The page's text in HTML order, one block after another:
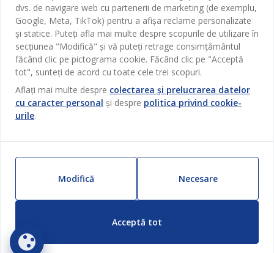
Depozitare
Perdele
Grădină
Pentru casă
Outlet
Produse noi
ZILNIC PREȚ MIC
Termeni si conditii vânzări online
Garantia prețului
Garanția Produselor
Politica de confidentialitate
Card cadou
Livrare
Reclamații
Siguranță
JYSK.com
Presă
Locuri de muncă
Newsletter
Inspirație
SEDIU CENTRAL
TAROL-DD S.R.L. str. Jubiliara, 41A mun. Chișinău, Republica
Moldova
JYSK BUSINESS TO BUSINESS
Vânzări și relații clienți persoane juridice
Telefon: 060 531 531
E-mail: jysk@jysk.md
JYSK RELAȚII CLIENȚI
Contact Relații Clienți
Telefon: 022 022 030
E-mail: support@jysk.md
Urmărește Jysk
dvs. de navigare web cu partenerii de marketing (de exemplu,
Google, Meta, TikTok) pentru a afișa reclame personalizate
și statice. Puteți afla mai multe despre scopurile de utilizare în
secțiunea "Modifică" și vă puteți retrage consimțământul
făcând clic pe pictograma cookie. Făcând clic pe "Acceptă
tot", sunteți de acord cu toate cele trei scopuri.
Aflați mai multe despre colectarea și prelucrarea datelor
cu caracter personal și despre politica privind cookie-
urile.
Modifică Necesare
Acceptă tot